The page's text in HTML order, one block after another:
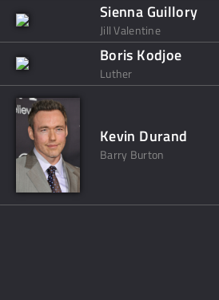
Sienna Guillory
Jill Valentine
Boris Kodjoe
Luther
Kevin Durand
Barry Burton